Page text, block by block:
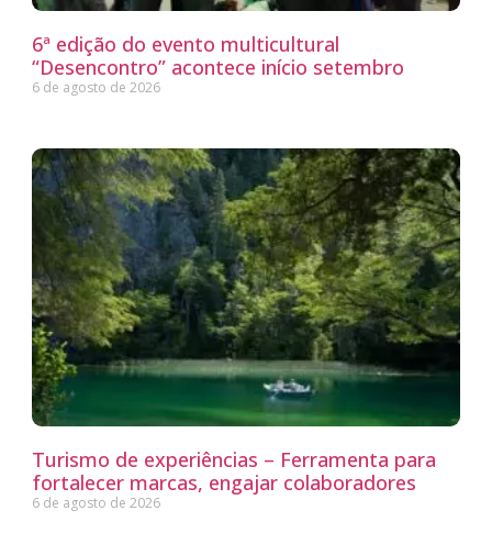
6ª edição do evento multicultural
“Desencontro” acontece início setembro
6 de agosto de 2026
Turismo de experiências – Ferramenta para
fortalecer marcas, engajar colaboradores
6 de agosto de 2026